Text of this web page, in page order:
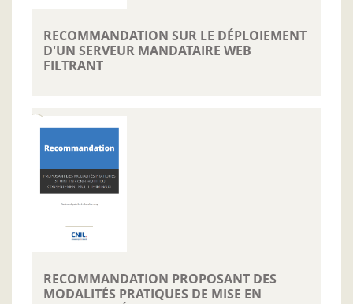
RECOMMANDATION SUR LE DÉPLOIEMENT
D'UN SERVEUR MANDATAIRE WEB
FILTRANT
RECOMMANDATION PROPOSANT DES
MODALITÉS PRATIQUES DE MISE EN